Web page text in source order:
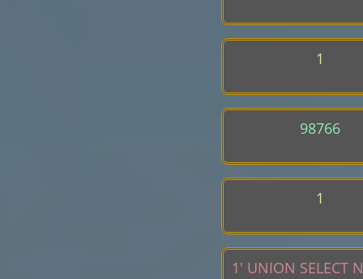
1
98766
1
1' UNION SELECT